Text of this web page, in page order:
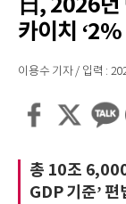
日, 2026
카이치
이용수 기자 / 입력 :
총 10조
GDP 기준’ 편